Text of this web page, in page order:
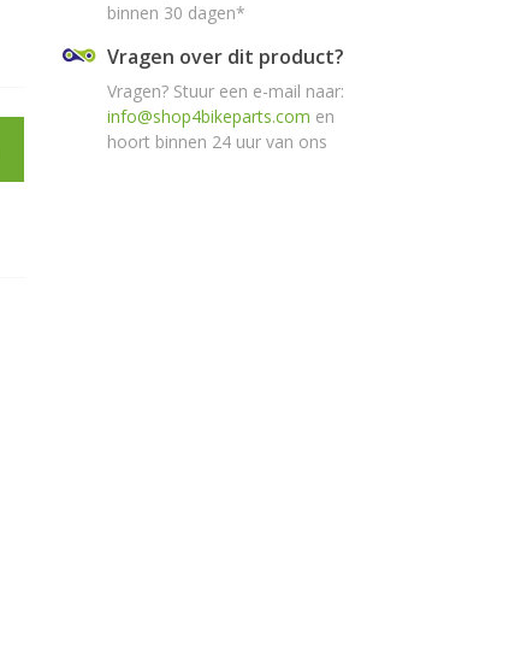
binnen 30 dagen*
Vragen over dit product?
Vragen? Stuur een e-mail naar:
info@shop4bikeparts.com en
hoort binnen 24 uur van ons